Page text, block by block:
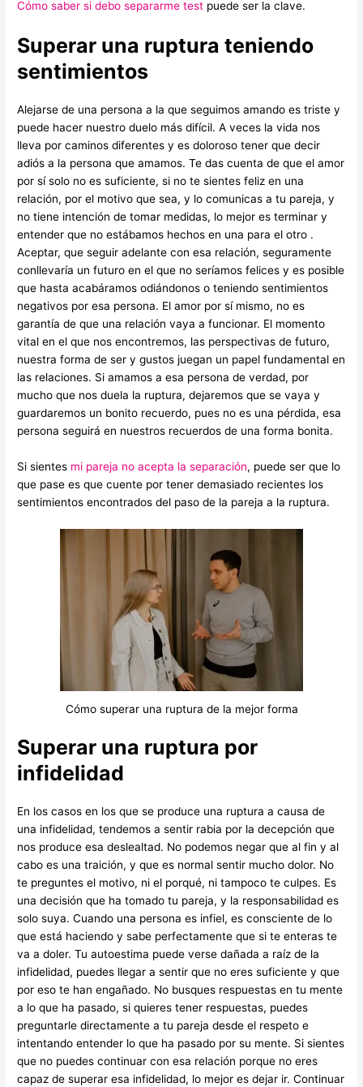
Cómo saber si debo separarme test puede ser la clave.
Superar una ruptura teniendo
sentimientos
Alejarse de una persona a la que seguimos amando es triste y
puede hacer nuestro duelo más difícil. A veces la vida nos
lleva por caminos diferentes y es doloroso tener que decir
adiós a la persona que amamos. Te das cuenta de que el amor
por sí solo no es suficiente, si no te sientes feliz en una
relación, por el motivo que sea, y lo comunicas a tu pareja, y
no tiene intención de tomar medidas, lo mejor es terminar y
entender que no estábamos hechos en una para el otro .
Aceptar, que seguir adelante con esa relación, seguramente
conllevaría un futuro en el que no seríamos felices y es posible
que hasta acabáramos odiándonos o teniendo sentimientos
negativos por esa persona. El amor por sí mismo, no es
garantía de que una relación vaya a funcionar. El momento
vital en el que nos encontremos, las perspectivas de futuro,
nuestra forma de ser y gustos juegan un papel fundamental en
las relaciones. Si amamos a esa persona de verdad, por
mucho que nos duela la ruptura, dejaremos que se vaya y
guardaremos un bonito recuerdo, pues no es una pérdida, esa
persona seguirá en nuestros recuerdos de una forma bonita.
Si sientes mi pareja no acepta la separación, puede ser que lo
que pase es que cuente por tener demasiado recientes los
sentimientos encontrados del paso de la pareja a la ruptura.
Cómo superar una ruptura de la mejor forma
Superar una ruptura por
infidelidad
En los casos en los que se produce una ruptura a causa de
una infidelidad, tendemos a sentir rabia por la decepción que
nos produce esa deslealtad. No podemos negar que al fin y al
cabo es una traición, y que es normal sentir mucho dolor. No
te preguntes el motivo, ni el porqué, ni tampoco te culpes. Es
una decisión que ha tomado tu pareja, y la responsabilidad es
solo suya. Cuando una persona es infiel, es consciente de lo
que está haciendo y sabe perfectamente que si te enteras te
va a doler. Tu autoestima puede verse dañada a raíz de la
infidelidad, puedes llegar a sentir que no eres suficiente y que
por eso te han engañado. No busques respuestas en tu mente
a lo que ha pasado, si quieres tener respuestas, puedes
preguntarle directamente a tu pareja desde el respeto e
intentando entender lo que ha pasado por su mente. Si sientes
que no puedes continuar con esa relación porque no eres
capaz de superar esa infidelidad, lo mejor es dejar ir. Continuar